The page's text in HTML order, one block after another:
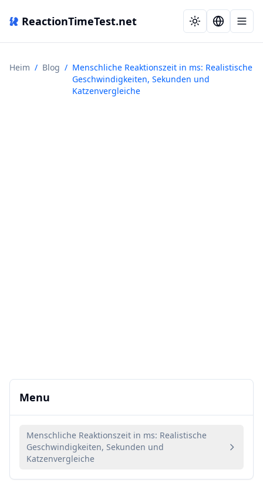
ReactionTimeTest.net
Heim / Blog / Menschliche Reaktionszeit in ms: Realistische
Geschwindigkeiten, Sekunden und
Katzenvergleiche
Menu
Menschliche Reaktionszeit in ms: Realistische
Geschwindigkeiten, Sekunden und
Katzenvergleiche